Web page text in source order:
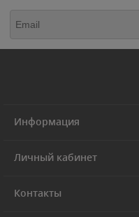
Информация
Личный кабинет
Контакты